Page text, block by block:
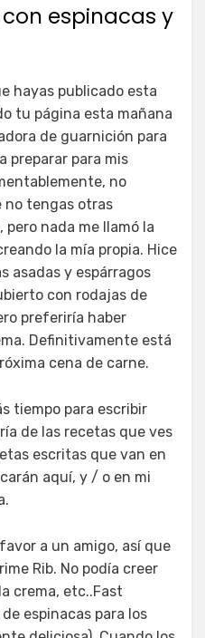
espinacas y
hayas publicado esta
tu página esta mañana
de guarnición para
preparar para mis
no
no tengas otras
nada me llamó la
la mía propia. Hice
asadas y espárragos
con rodajas de
preferiría haber
Definitivamente está
cena de carne.
tiempo para escribir
de las recetas que ves
escritas que van en
aquí, y / o en mi
a un amigo, así que
Rib. No podía creer
crema, etc..Fast
espinacas para los